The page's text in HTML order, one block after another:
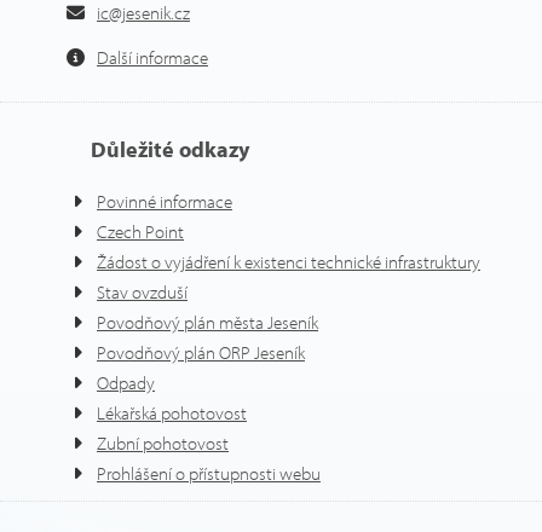
ic@jesenik.cz
Další informace
Důležité odkazy
Povinné informace
Czech Point
Žádost o vyjádření k existenci technické infrastruktury
Stav ovzduší
Povodňový plán města Jeseník
Povodňový plán ORP Jeseník
Odpady
Lékařská pohotovost
Zubní pohotovost
Prohlášení o přístupnosti webu